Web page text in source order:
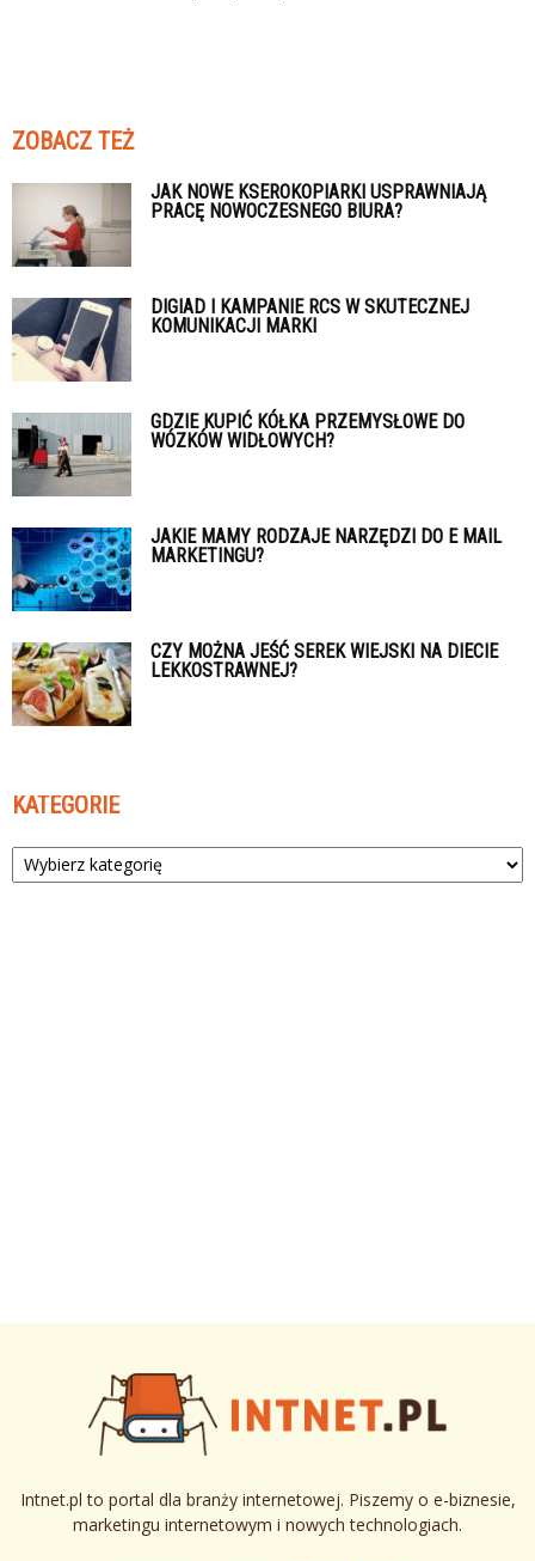
ZOBACZ TEŻ
JAK NOWE KSEROKOPIARKI USPRAWNIAJĄ
PRACĘ NOWOCZESNEGO BIURA?
DIGIAD I KAMPANIE RCS W SKUTECZNEJ
KOMUNIKACJI MARKI
GDZIE KUPIĆ KÓŁKA PRZEMYSŁOWE DO
WÓZKÓW WIDŁOWYCH?
JAKIE MAMY RODZAJE NARZĘDZI DO E MAIL
MARKETINGU?
CZY MOŻNA JEŚĆ SEREK WIEJSKI NA DIECIE
LEKKOSTRAWNEJ?
KATEGORIE
Kategorie
Intnet.pl to portal dla branży internetowej. Piszemy o e-biznesie,
marketingu internetowym i nowych technologiach.